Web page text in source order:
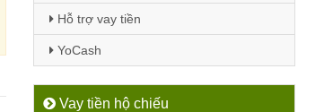
Hỗ trợ vay tiền
YoCash
Vay tiền hộ chiếu